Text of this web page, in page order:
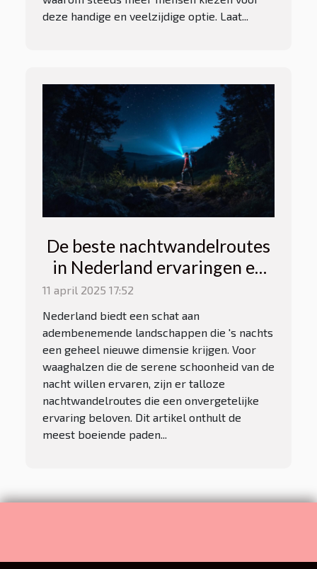
deze handige en veelzijdige optie. Laat...
De beste nachtwandelroutes
in Nederland ervaringen en
veiligheidstips voor
avontuurlijke nachtuilen
11 april 2025 17:52
Nederland biedt een schat aan
adembenemende landschappen die 's nachts
een geheel nieuwe dimensie krijgen. Voor
waaghalzen die de serene schoonheid van de
nacht willen ervaren, zijn er talloze
nachtwandelroutes die een onvergetelijke
ervaring beloven. Dit artikel onthult de
meest boeiende paden...